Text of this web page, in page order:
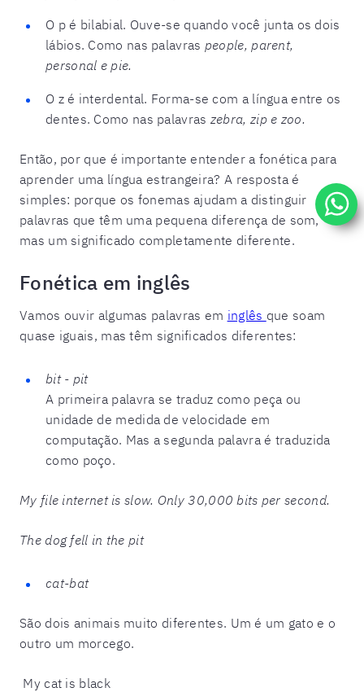
O p é bilabial. Ouve-se quando você junta os dois
lábios. Como nas palavras people, parent,
personal e pie.
O z é interdental. Forma-se com a língua entre os
dentes. Como nas palavras zebra, zip e zoo.
Então, por que é importante entender a fonética para
aprender uma língua estrangeira? A resposta é
simples: porque os fonemas ajudam a distinguir
palavras que têm uma pequena diferença de som,
mas um significado completamente diferente.
Fonética em inglês
Vamos ouvir algumas palavras em inglês que soam
quase iguais, mas têm significados diferentes:
bit - pit
A primeira palavra se traduz como peça ou
unidade de medida de velocidade em
computação. Mas a segunda palavra é traduzida
como poço.
My file internet is slow. Only 30,000 bits per second.
The dog fell in the pit
cat-bat
São dois animais muito diferentes. Um é um gato e o
outro um morcego.
My cat is black